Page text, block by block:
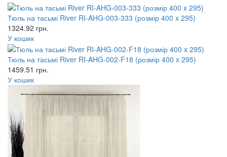
Тюль на тасьмі River RI-AHG-003-333 (розмір 400 x 295)
1324.92 грн.
У кошик
Тюль на тасьмі River RI-AHG-002-F18 (розмір 400 x 295)
1459.51 грн.
У кошик